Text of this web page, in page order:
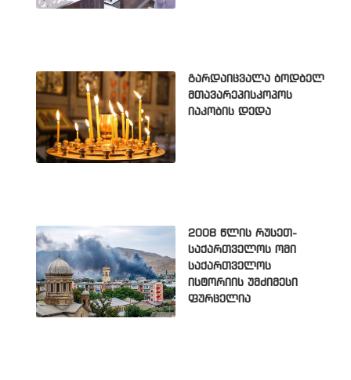
გარდაიცვალა ბოდბელ
მთავარეპისკოპოს
იაკობის დედა
2008 წლის რუსეთ-
საქართველოს ომი
საქართველოს
ისტორიის უმძიმესი
ფურცელია